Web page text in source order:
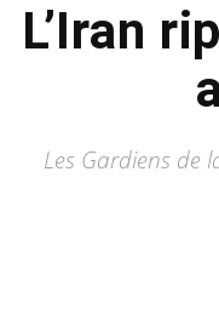
L’Iran
Les Gardiens de